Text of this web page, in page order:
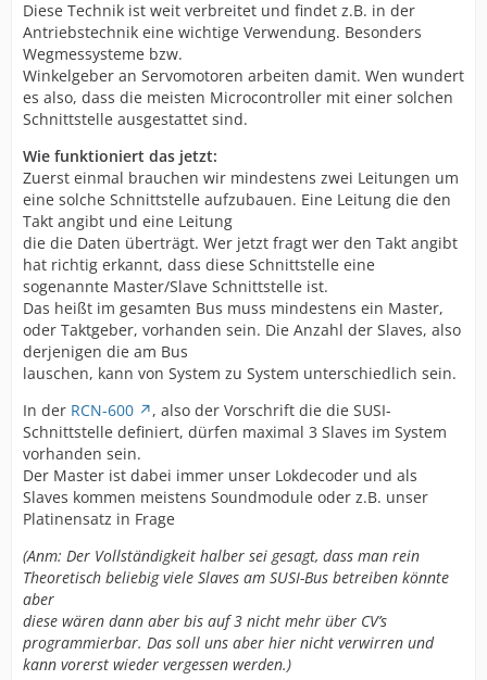
Diese Technik ist weit verbreitet und findet z.B. in der
Antriebstechnik eine wichtige Verwendung. Besonders
Wegmessysteme bzw.
Winkelgeber an Servomotoren arbeiten damit. Wen wundert
es also, dass die meisten Microcontroller mit einer solchen
Schnittstelle ausgestattet sind.
Wie funktioniert das jetzt:
Zuerst einmal brauchen wir mindestens zwei Leitungen um
eine solche Schnittstelle aufzubauen. Eine Leitung die den
Takt angibt und eine Leitung
die die Daten überträgt. Wer jetzt fragt wer den Takt angibt
hat richtig erkannt, dass diese Schnittstelle eine
sogenannte Master/Slave Schnittstelle ist.
Das heißt im gesamten Bus muss mindestens ein Master,
oder Taktgeber, vorhanden sein. Die Anzahl der Slaves, also
derjenigen die am Bus
lauschen, kann von System zu System unterschiedlich sein.
In der RCN-600
, also der Vorschrift die die SUSI-
Schnittstelle definiert, dürfen maximal 3 Slaves im System
vorhanden sein.
Der Master ist dabei immer unser Lokdecoder und als
Slaves kommen meistens Soundmodule oder z.B. unser
Platinensatz in Frage
(Anm: Der Vollständigkeit halber sei gesagt, dass man rein
Theoretisch beliebig viele Slaves am SUSI-Bus betreiben könnte
aber
diese wären dann aber bis auf 3 nicht mehr über CV’s
programmierbar. Das soll uns aber hier nicht verwirren und
kann vorerst wieder vergessen werden.)